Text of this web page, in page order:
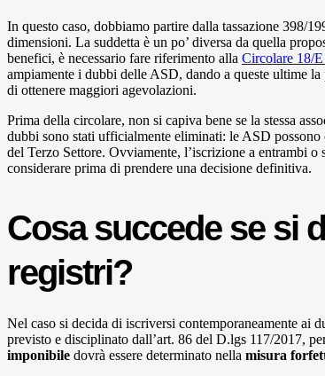
In questo caso, dobbiamo partire dalla tassazione 398/
dimensioni. La suddetta è un po’ diversa da quella
benefici, è necessario fare riferimento alla Circolare 18/
ampiamente i dubbi delle ASD, dando a queste ultime la
di ottenere maggiori agevolazioni.
Prima della circolare, non si capiva bene se la stessa
dubbi sono stati ufficialmente eliminati: le ASD possono
del Terzo Settore. Ovviamente, l’iscrizione a entrambi o
considerare prima di prendere una decisione definitiva.
Cosa succede se si
registri?
Nel caso si decida di iscriversi contemporaneamente ai
previsto e disciplinato dall’art. 86 del D.lgs 117/2017,
imponibile dovrà essere determinato nella misura